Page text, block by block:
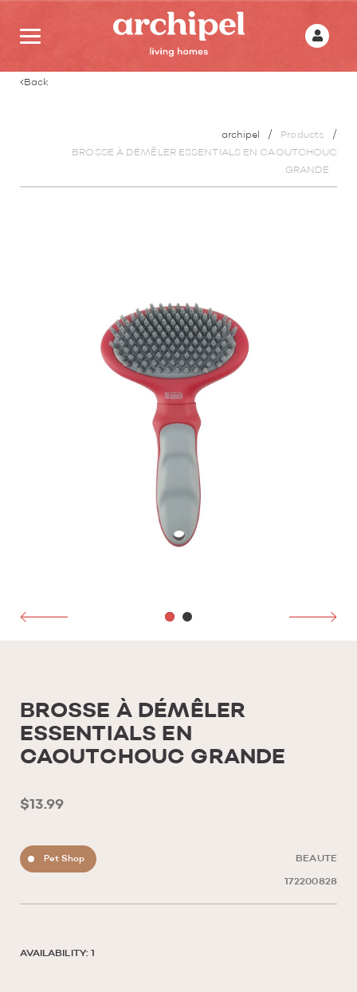
Back
archipel
Products
BROSSE À DÉMÊLER ESSENTIALS EN CAOUTCHOUC
GRANDE
BROSSE À DÉMÊLER
ESSENTIALS EN
CAOUTCHOUC GRANDE
$13.99
Pet Shop BEAUTE
172200828
AVAILABILITY: 1